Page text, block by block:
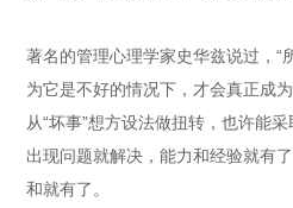
著名的管理心理学家史华兹说过，“
为它是不好的情况下，才会真正成
从“坏事”想方设法做扭转，也许能采
出现问题就解决，能力和经验就有
和就有了。